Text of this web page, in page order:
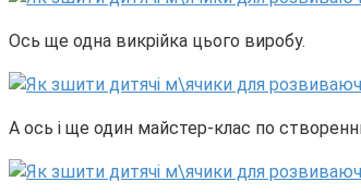
Ось ще одна викрійка цього виробу.
А ось і ще один майстер-клас по